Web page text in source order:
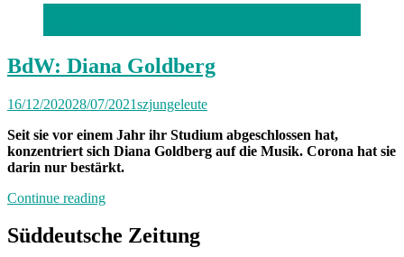
im
Rampenlicht,
über
BdW: Diana Goldberg
16/12/202028/07/2021szjungeleute
Seit sie vor einem Jahr ihr Studium abgeschlossen hat,
konzentriert sich Diana Goldberg auf die Musik. Corona hat sie
darin nur bestärkt.
Continue reading„BdW:
Goldberg“
Süddeutsche Zeitung